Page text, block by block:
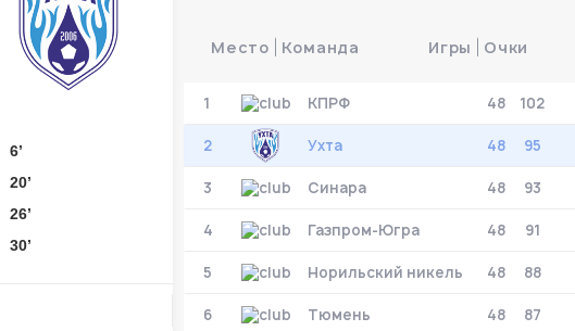
6’
20’
26’
30’
БЕТСИТИ Суперлига, Финал
Ухта 5
Тюмень 1
Матч-центр
БЕТСИТИ Суперлига, Финал
Место Команда Игры Очки
1 КПРФ 48 102
2 Ухта 48 95
3 Синара 48 93
4 Газпром-Югра 48 91
5 Норильский никель 48 88
6 Тюмень 48 87